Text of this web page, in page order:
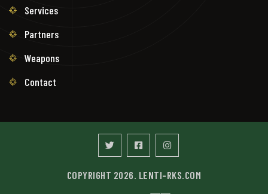
Services
Partners
Weapons
Contact
COPYRIGHT 2026. LENTI-RKS.COM